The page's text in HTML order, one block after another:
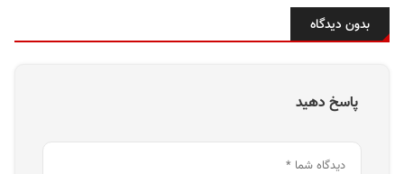
بدون دیدگاه
پاسخ دهید